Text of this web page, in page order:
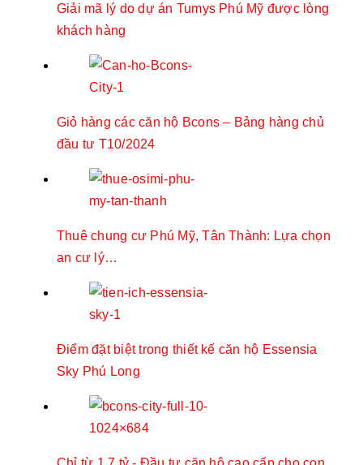
Giải mã lý do dự án Tumys Phú Mỹ được lòng
khách hàng
Giỏ hàng các căn hộ Bcons – Bảng hàng chủ
đầu tư T10/2024
Thuê chung cư Phú Mỹ, Tân Thành: Lựa chọn
an cư lý…
Điểm đặt biệt trong thiết kế căn hộ Essensia
Sky Phú Long